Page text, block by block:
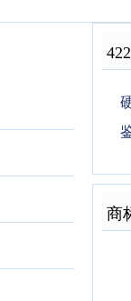
商